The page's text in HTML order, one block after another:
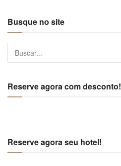
Busque no site
Reserve agora com desconto!
Reserve agora seu hotel!